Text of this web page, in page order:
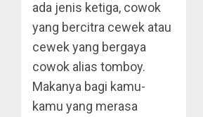
ada jenis ketiga, cowok
yang bercitra cewek atau
cewek yang bergaya
cowok alias tomboy.
Makanya bagi kamu-
kamu yang merasa